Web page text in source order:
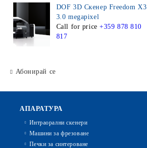
DOF 3D Скенер Freedom X3
3.0 megapixel
Call for price +359 878 810
817
Абонирай се
АПАРАТУРА
Интраорални скенери
Машини за фрезоване
Печки за синтероване